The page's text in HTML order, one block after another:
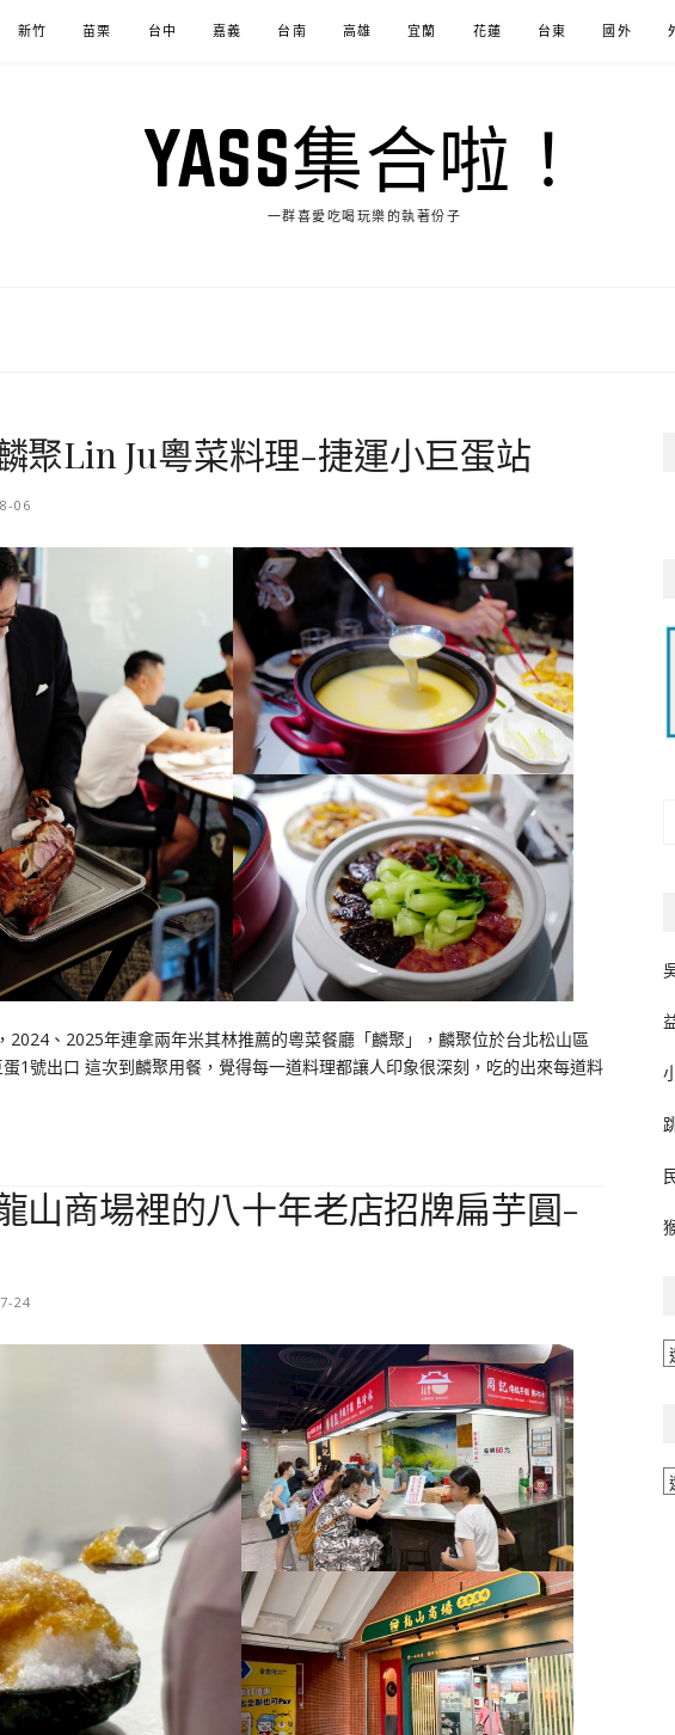
新竹 苗栗 台中 嘉義 台南 高雄 宜蘭 花蓮 台東 國外
YASS集合啦！
一群喜愛吃喝玩樂的執著份子
聚Lin Ju粵菜料理-捷運小巨蛋站
06
2024、2025年連拿兩年米其林推薦的粵菜餐廳「麟聚」，麟聚位於台北松山區
1號出口 這次到麟聚用餐，覺得每一道料理都讓人印象很深刻，吃的出來每道料
山商場裡的八十年老店招牌扁芋圓-
24